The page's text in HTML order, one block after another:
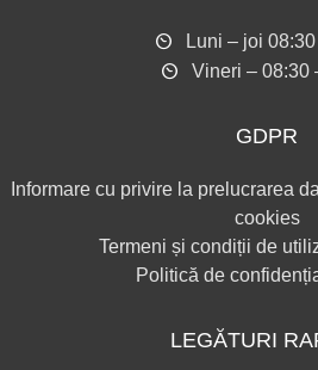
Luni – joi
Vineri – 08:30
GDPR
Informare cu privire la prelucrarea
cookies
Termeni și condiții de
Politică de
LEGĂTURI